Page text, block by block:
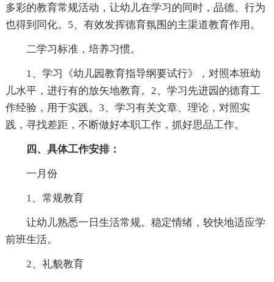
多彩的教育常规活动，让幼儿在学习的同时，品德、行为
也得到同化。5、有效发挥德育氛围的主渠道教育作用。
二学习标准，培养习惯。
1、学习《幼儿园教育指导纲要试行》，对照本班幼
儿水平，进行有的放矢地教育。2、学习先进园的德育工
作经验，用于实践。3、学习有关文章、理论，对照实
践，寻找差距，不断做好本职工作，抓好思品工作。
四、具体工作安排：
一月份
1、常规教育
让幼儿熟悉一日生活常规。稳定情绪，较快地适应学
前班生活。
2、礼貌教育